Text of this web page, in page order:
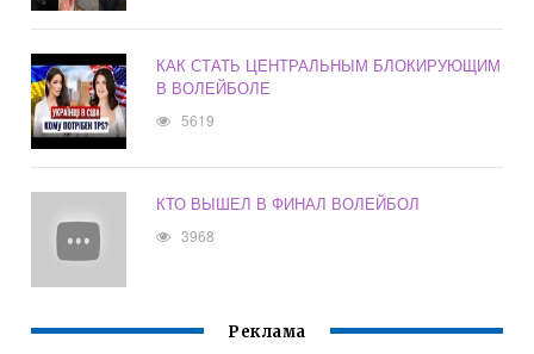
КАК СТАТЬ ЦЕНТРАЛЬНЫМ БЛОКИРУЮЩИМ
В ВОЛЕЙБОЛЕ
5619
КТО ВЫШЕЛ В ФИНАЛ ВОЛЕЙБОЛ
3968
Реклама